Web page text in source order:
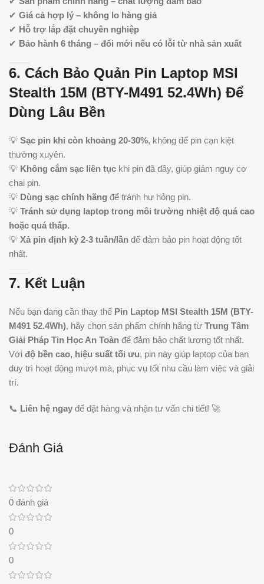
✔ Giá cả hợp lý – không lo hàng giả
✔ Hỗ trợ lắp đặt chuyên nghiệp
✔ Bảo hành 6 tháng – đổi mới nếu có lỗi từ nhà sản xuất
6. Cách Bảo Quản Pin Laptop MSI
Stealth 15M (BTY-M491 52.4Wh) Để
Dùng Lâu Bền
💡 Sạc pin khi còn khoảng 20-30%, không để pin cạn kiệt
thường xuyên.
💡 Không cắm sạc liên tục khi pin đã đầy, giúp giảm nguy cơ
chai pin.
💡 Dùng sạc chính hãng để tránh hư hỏng pin.
💡 Tránh sử dụng laptop trong môi trường nhiệt độ quá cao
hoặc quá thấp.
💡 Xả pin định kỳ 2-3 tuần/lần để đảm bảo pin hoạt động tốt
nhất.
7. Kết Luận
Nếu bạn đang cần thay thế Pin Laptop MSI Stealth 15M (BTY-
M491 52.4Wh), hãy chọn sản phẩm chính hãng từ Trung Tâm
Giải Pháp Tin Học An Toàn để đảm bảo chất lượng tốt nhất.
Với độ bền cao, hiệu suất tối ưu, pin này giúp laptop của bạn
duy trì hoạt động mượt mà, phục vụ tốt nhu cầu làm việc và giải
trí.
📞 Liên hệ ngay để đặt hàng và nhận tư vấn chi tiết! 🚀
Đánh Giá
0 đánh giá
0
0